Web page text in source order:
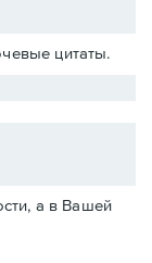
цитаты.
а в Вашей